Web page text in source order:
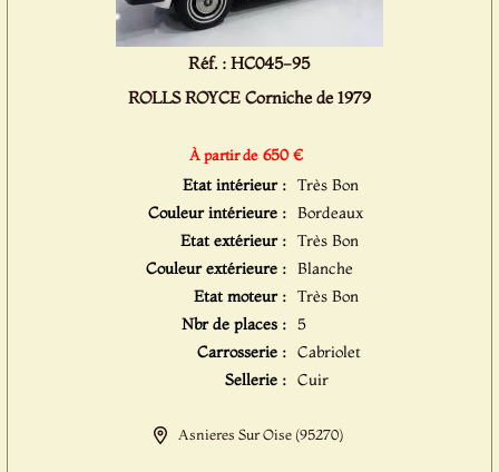
Réf. : HC045-95
ROLLS ROYCE Corniche de 1979
À partir de 650 €
Etat intérieur : Très Bon
Couleur intérieure : Bordeaux
Etat extérieur : Très Bon
Couleur extérieure : Blanche
Etat moteur : Très Bon
Nbr de places : 5
Carrosserie : Cabriolet
Sellerie : Cuir
Asnieres Sur Oise (95270)